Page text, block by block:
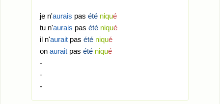
je n'aurais pas été niqué
tu n'aurais pas été niqué
il n'aurait pas été niqué
on aurait pas été niqué
-
-
-